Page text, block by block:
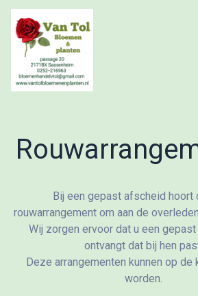
Bij een gepast afscheid hoort
rouwarrangement om aan de
Wij zorgen ervoor dat u een
ontvangt dat bij hen
Deze arrangementen kunnen op
worden.